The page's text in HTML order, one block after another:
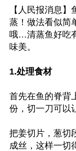
【人民报消息
蒸！做法看似简
哦…清蒸鱼好吃
味美。
1.处理食材
首先在鱼的脊背
份，切一刀可以
把姜切片，葱切
成丝，这样一切